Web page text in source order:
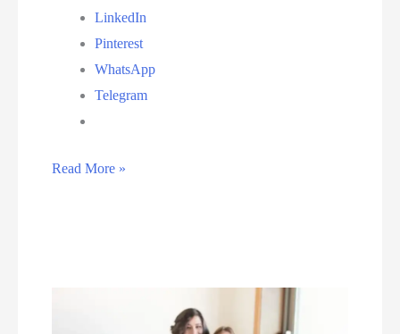
LinkedIn
Pinterest
WhatsApp
Telegram
Comissão
Read More »